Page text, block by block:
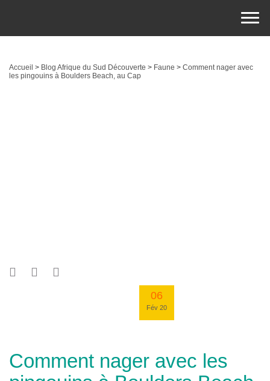
Accueil > Blog Afrique du Sud Découverte > Faune > Comment nager avec
les pingouins à Boulders Beach, au Cap
06
Fév 20
Comment nager avec les